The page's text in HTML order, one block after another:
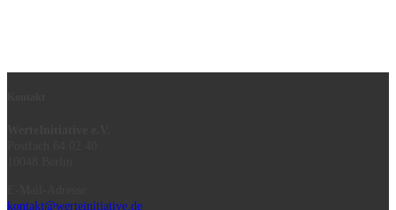
kontakt@werteinitiative.de